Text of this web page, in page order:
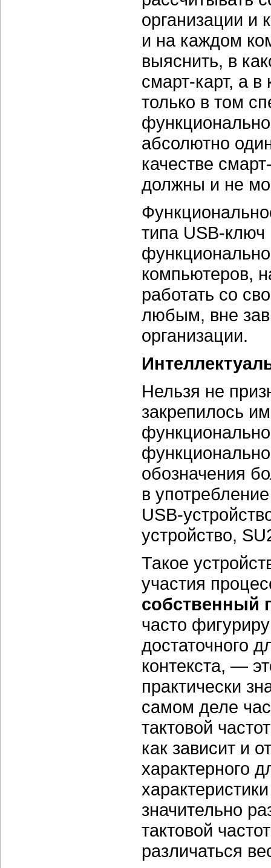
организации и
и на каждом
выяснить, в
смарт-карт, а
только в том
абсолютно
качестве
должны и не
типа USB-
компьютеров,
работать со
любым, вне
организации.
Нельзя не
закрепилось
обозначения
в
USB-
устройство,
Такое
участия
собственный
часто
достаточного
контекста, —
практически
самом деле
тактовой
как зависит и
характерного
значительно
тактовой
различаться